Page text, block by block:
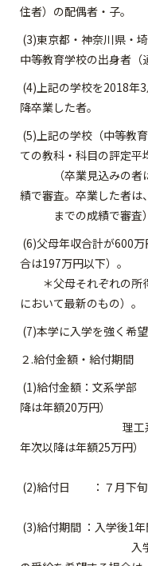
住者）の配偶者・子。
(3)東京都・神奈川県・
中等教育学校の出身者（
(4)上記の学校を2018年
降卒業した者。
(5)上記の学校（中等教
ての教科・科目の評定平
（卒業見込みの者は
績で審査。卒業した者は
までの成績で審査）
(6)父母年収合計が600
合は197万円以下）。
＊父母それぞれの所
において最新のもの）。
(7)本学に入学を強く希望
２.給付金額・給付期間
(1)給付金額：文系学
降は年額20万円）
理工系学部・
年次以降は年額25万円）
(2)給付日 ：７月下旬
(3)給付期間 ：入学後1
入学後の2年目